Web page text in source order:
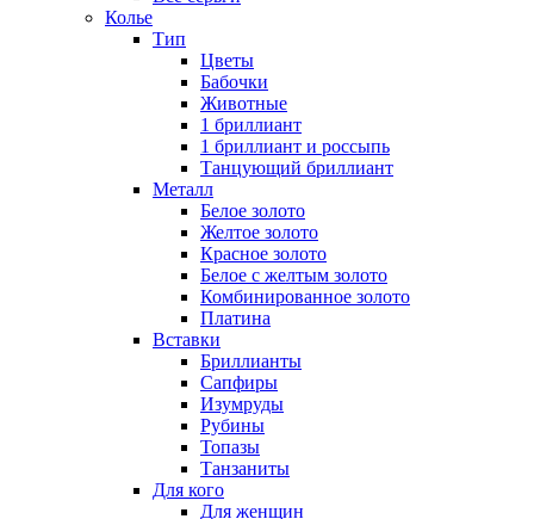
Колье
Тип
Цветы
Бабочки
Животные
1 бриллиант
1 бриллиант и россыпь
Танцующий бриллиант
Металл
Белое золото
Желтое золото
Красное золото
Белое с желтым золото
Комбинированное золото
Платина
Вставки
Бриллианты
Сапфиры
Изумруды
Рубины
Топазы
Танзаниты
Для кого
Для женщин